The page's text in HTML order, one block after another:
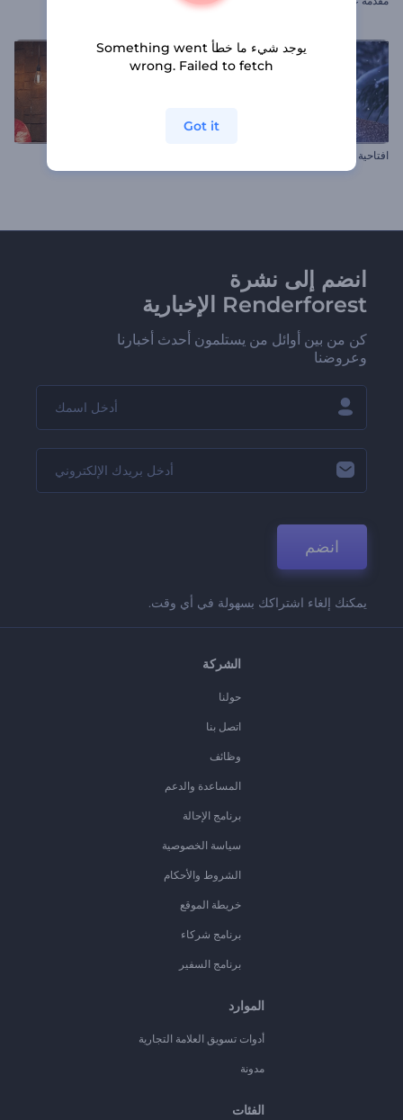
افتاحية ندف الجليد المتألقة
انضم إلى نشرة
Renderforest الإخبارية
كن من بين أوائل من يستلمون أحدث أخبارنا
وعروضنا
انضم
يمكنك إلغاء اشتراكك بسهولة في أي وقت.
الشركة
حولنا
اتصل بنا
وظائف
المساعدة والدعم
برنامج الإحالة
سياسة الخصوصية
الشروط والأحكام
خريطة الموقع
برنامج شركاء
برنامج السفير
الموارد
أدوات تسويق العلامة التجارية
مدونة
الفئات
يوجد شيء ما خطأ Something went
wrong. Failed to fetch
Got it